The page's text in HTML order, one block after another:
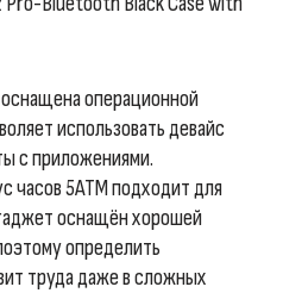
операционной
использовать девайс
с приложениями.
часов 5ATM подходит для
оснащён хорошей
определить
труда даже в сложных